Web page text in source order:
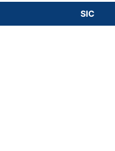
SIC